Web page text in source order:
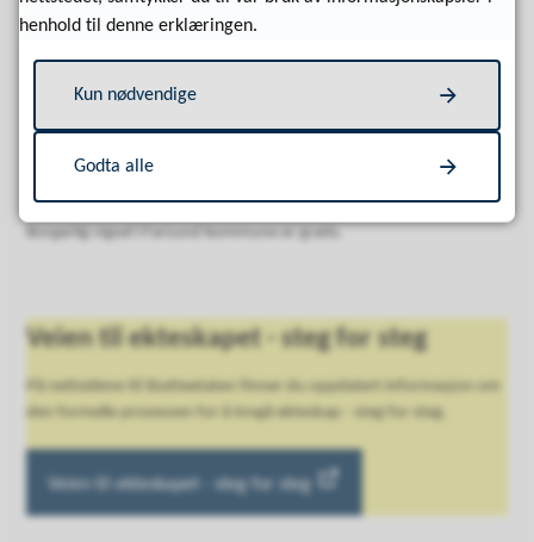
Alle som gifter seg, mottar en bekreftelse fra Skatteetaten på
Trenger du en vigselsattest på papir, eller ønsker du en kopi, kan du
bestille det på
Borgerlig vigsel i Farsund kommune er gratis.
Veien til ekteskapet - steg for steg
den formelle prosessen for å inngå ekteskap - steg for steg.
Veien til ekteskapet - steg for steg
henhold til denne erklæringen.
Kun nødvendige
Godta alle